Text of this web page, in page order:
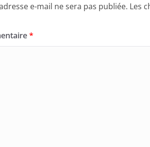
e-mail ne sera pas publiée. Les
*